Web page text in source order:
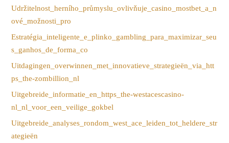
Udržitelnost_herního_průmyslu_ovlivňuje_casino_mostbet_a_n
ové_možnosti_pro
Estratégia_inteligente_e_plinko_gambling_para_maximizar_seu
s_ganhos_de_forma_co
Uitdagingen_overwinnen_met_innovatieve_strategieën_via_htt
ps_the-zombillion_nl
Uitgebreide_informatie_en_https_the-westacescasino-
nl_nl_voor_een_veilige_gokbel
Uitgebreide_analyses_rondom_west_ace_leiden_tot_heldere_str
ategieën